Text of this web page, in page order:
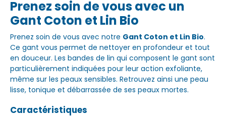
Prenez soin de vous avec un
Gant Coton et Lin Bio
Prenez soin de vous avec notre Gant Coton et Lin Bio.
Ce gant vous permet de nettoyer en profondeur et tout
en douceur. Les bandes de lin qui composent le gant sont
particulièrement indiquées pour leur action exfoliante,
même sur les peaux sensibles. Retrouvez ainsi une peau
lisse, tonique et débarrassée de ses peaux mortes.
Caractéristiques